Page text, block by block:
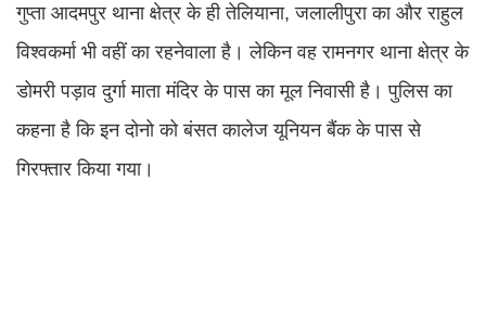
गुप्ता आदमपुर थाना क्षेत्र के ही तेलियाना, जलालीपुरा का और राहुल
विश्वकर्मा भी वहीं का रहनेवाला है। लेकिन वह रामनगर थाना क्षेत्र के
डोमरी पड़ाव दुर्गा माता मंदिर के पास का मूल निवासी है। पुलिस का
कहना है कि इन दोनो को बंसत कालेज यूनियन बैंक के पास से
गिरफ्तार किया गया।